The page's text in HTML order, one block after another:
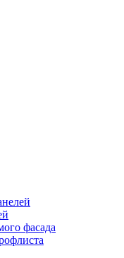
фасада